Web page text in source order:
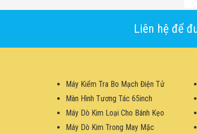
Liên hệ để
Máy Kiểm Tra Bo Mạch Điện Tử
Màn Hình Tương Tác 65inch
Máy Dò Kim Loại Cho Bánh Kẹo
Máy Dò Kim Trong May Mặc